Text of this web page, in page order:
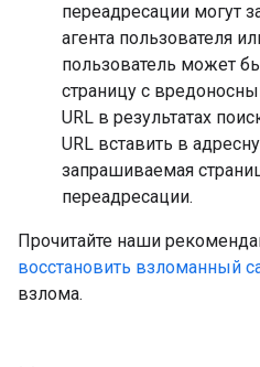
переадресации могут
агента пользователя
пользователь может
страницу с
URL в результатах
URL вставить в
запрашиваемая
переадресации.
Прочитайте наши
восстановить взломанный
взлома.